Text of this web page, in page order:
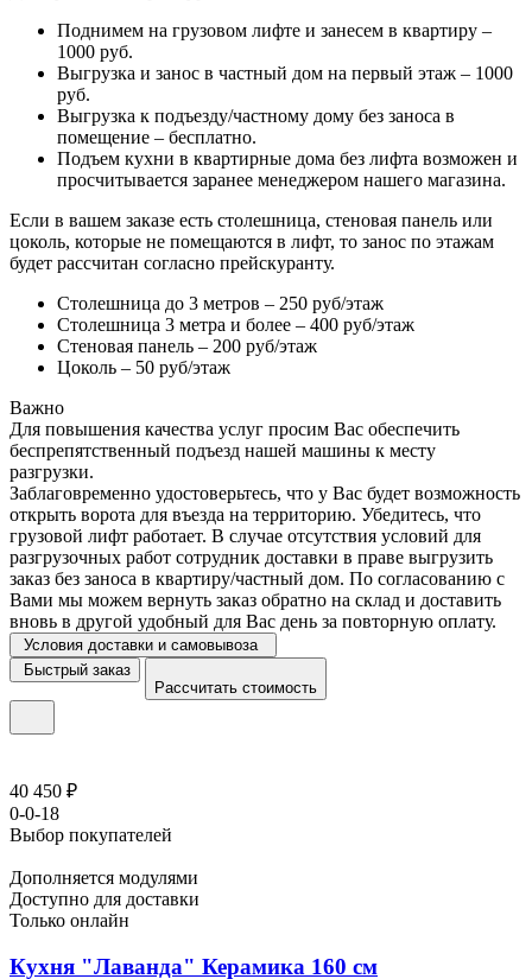
Поднимем на грузовом лифте и занесем в квартиру –
1000 руб.
Выгрузка и занос в частный дом на первый этаж – 1000
руб.
Выгрузка к подъезду/частному дому без заноса в
помещение – бесплатно.
Подъем кухни в квартирные дома без лифта возможен и
просчитывается заранее менеджером нашего магазина.
Если в вашем заказе есть столешница, стеновая панель или
цоколь, которые не помещаются в лифт, то занос по этажам
будет рассчитан согласно прейскуранту.
Столешница до 3 метров – 250 руб/этаж
Столешница 3 метра и более – 400 руб/этаж
Стеновая панель – 200 руб/этаж
Цоколь – 50 руб/этаж
Важно
Для повышения качества услуг просим Вас обеспечить
беспрепятственный подъезд нашей машины к месту
разгрузки.
Заблаговременно удостоверьтесь, что у Вас будет возможность
открыть ворота для въезда на территорию. Убедитесь, что
грузовой лифт работает. В случае отсутствия условий для
разгрузочных работ сотрудник доставки в праве выгрузить
заказ без заноса в квартиру/частный дом. По согласованию с
Вами мы можем вернуть заказ обратно на склад и доставить
вновь в другой удобный для Вас день за повторную оплату.
Условия доставки и самовывоза
Быстрый заказ
Рассчитать стоимость
40 450 ₽
0-0-18
Выбор покупателей
Дополняется модулями
Доступно для доставки
Только онлайн
Кухня "Лаванда" Керамика 160 см